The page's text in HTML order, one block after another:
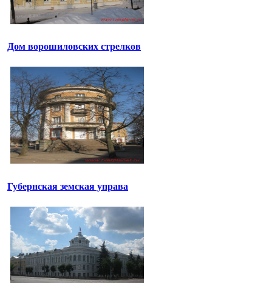
Дом ворошиловских стрелков
Губернская земская управа